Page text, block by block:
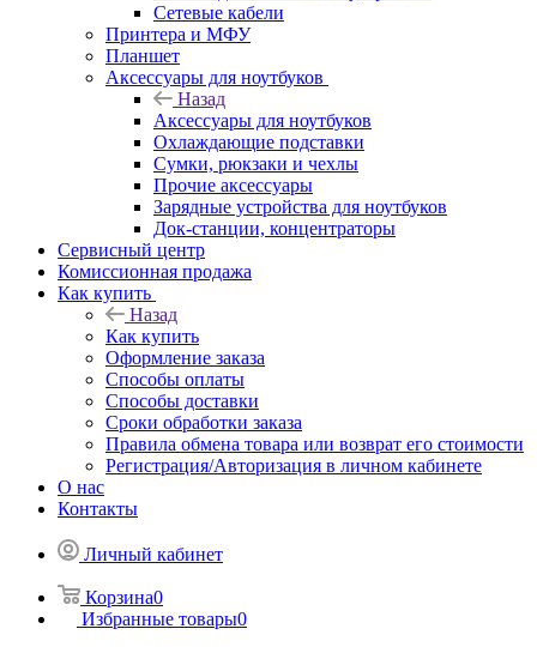
Сетевые кабели
Принтера и МФУ
Планшет
Аксессуары для ноутбуков
Назад
Аксессуары для ноутбуков
Охлаждающие подставки
Сумки, рюкзаки и чехлы
Прочие аксессуары
Зарядные устройства для ноутбуков
Док-станции, концентраторы
Сервисный центр
Комиссионная продажа
Как купить
Назад
Как купить
Оформление заказа
Способы оплаты
Способы доставки
Сроки обработки заказа
Правила обмена товара или возврат его стоимости
Регистрация/Авторизация в личном кабинете
О нас
Контакты
Личный кабинет
Корзина0
Избранные товары0